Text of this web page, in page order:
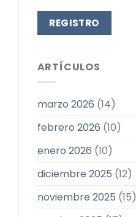
ARTÍCULOS
marzo 2026 (14)
febrero 2026 (10)
enero 2026 (10)
diciembre 2025 (12)
noviembre 2025 (15)